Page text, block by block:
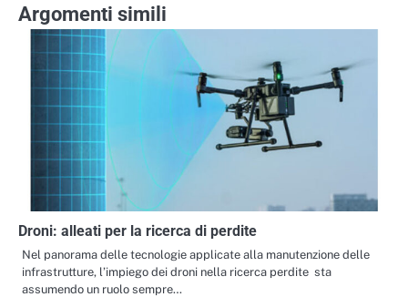
Argomenti simili
Droni: alleati per la ricerca di perdite
Nel panorama delle tecnologie applicate alla manutenzione delle
infrastrutture, l’impiego dei droni nella ricerca perdite sta
assumendo un ruolo sempre…